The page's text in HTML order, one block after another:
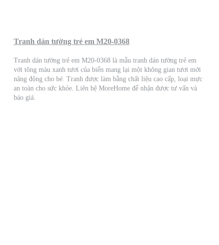
Tranh dán tường trẻ em M20-0368
Tranh dán tường trẻ em M20-0368 là mẫu tranh dán tường trẻ em
với tông màu xanh tươi của biển mang lại một không gian tươi mới
năng động cho bé. Tranh được làm bằng chất liệu cao cấp, loại mực
an toàn cho sức khỏe. Liên hệ MoreHome để nhận được tư vấn và
báo giá.